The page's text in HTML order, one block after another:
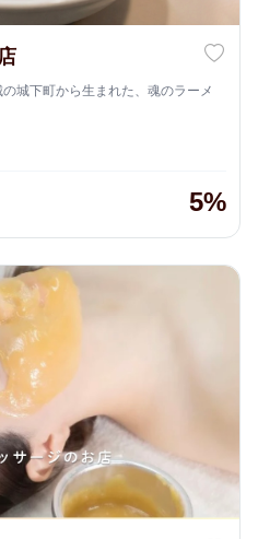
城下町から生まれた、魂のラーメ
5%